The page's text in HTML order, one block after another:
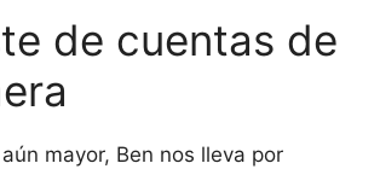
de cuentas de
mayor, Ben nos lleva por